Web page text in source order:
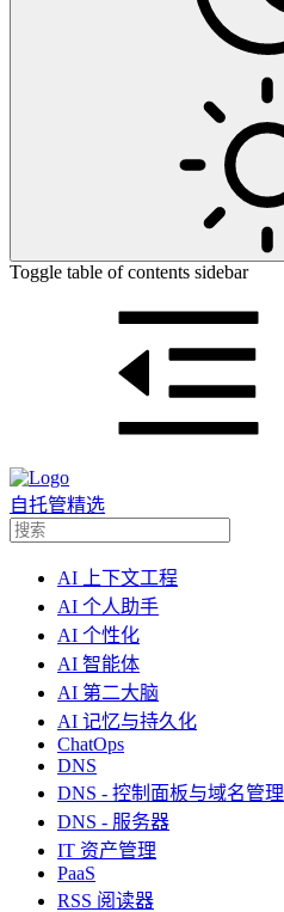
Toggle table of contents sidebar
自托管精选
AI 上下文工程
AI 个人助手
AI 个性化
AI 智能体
AI 第二大脑
AI 记忆与持久化
ChatOps
DNS
DNS - 控制面板与域名管理
DNS - 服务器
IT 资产管理
PaaS
RSS 阅读器